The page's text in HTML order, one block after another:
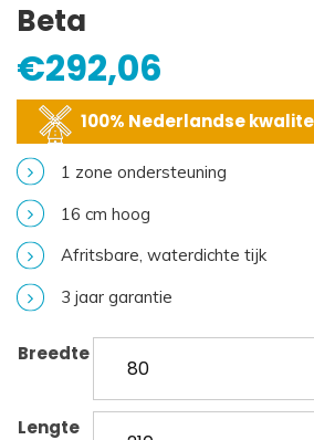
Beta
€292,06
100% Nederlandse
1 zone ondersteuning
16 cm hoog
Afritsbare, waterdichte tijk
3 jaar garantie
Breedte
Lengte